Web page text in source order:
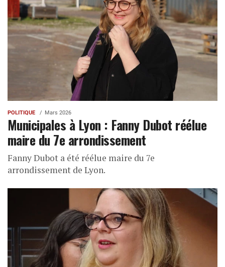
POLITIQUE Mars 2026
Municipales à Lyon : Fanny Dubot réélue
maire du 7e arrondissement
Fanny Dubot a été réélue maire du 7e
arrondissement de Lyon.